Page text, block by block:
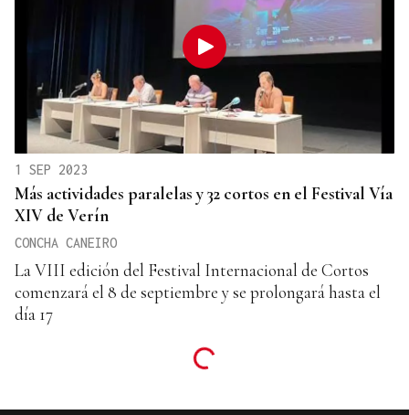
1 SEP 2023
Más actividades paralelas y 32 cortos en el Festival Vía
XIV de Verín
CONCHA CANEIRO
La VIII edición del Festival Internacional de Cortos
comenzará el 8 de septiembre y se prolongará hasta el
día 17